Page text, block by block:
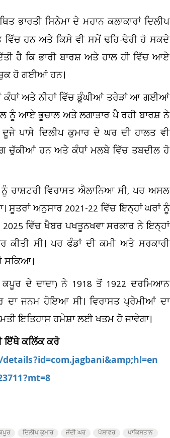
ਸਿਨੇਮਾ ਦੇ ਮਹਾਨ ਕਲਾਕਾਰਾਂ ਦਿਲੀਪ
ਵਿੱਚ ਹਨ ਅਤੇ ਕਿਸੇ ਵੀ ਸਮੇਂ ਢਹਿ-ਢੇਰੀ ਹੋ ਸਕਦੇ
ਹੈ ਕਿ ਭਾਰੀ ਬਾਰਸ਼ ਅਤੇ ਹਾਲ ਹੀ ਵਿੱਚ ਆਏ
ਹੋ ਗਈਆਂ ਹਨ।
ਕੰਧਾਂ ਅਤੇ ਨੀਹਾਂ ਵਿੱਚ ਡੂੰਘੀਆਂ ਤਰੇੜਾਂ ਆ ਗਈਆਂ
ਨੂੰ ਆਏ ਭੂਚਾਲ ਅਤੇ ਲਗਾਤਾਰ ਪੈ ਰਹੀ ਬਾਰਸ਼ ਨੇ
ਪਾਸੇ ਦਿਲੀਪ ਕੁਮਾਰ ਦੇ ਘਰ ਦੀ ਹਾਲਤ ਵੀ
ਚੁੱਕੀਆਂ ਹਨ ਅਤੇ ਕੰਧਾਂ ਮਲਬੇ ਵਿੱਚ ਤਬਦੀਲ ਹੋ
ਨੂੰ ਰਾਸ਼ਟਰੀ ਵਿਰਾਸਤ ਐਲਾਨਿਆ ਸੀ, ਪਰ ਅਸਲ
ਸੂਤਰਾਂ ਅਨੁਸਾਰ 2021-22 ਵਿੱਚ ਇਨ੍ਹਾਂ ਘਰਾਂ ਨੂੰ
ਵਿੱਚ ਖੈਬਰ ਪਖਤੂਨਖਵਾ ਸਰਕਾਰ ਨੇ ਇਨ੍ਹਾਂ
ਸੀ। ਪਰ ਫੰਡਾਂ ਦੀ ਕਮੀ ਅਤੇ ਸਰਕਾਰੀ
ਸਕਿਆ।
ਕਪੂਰ ਦੇ ਦਾਦਾ) ਨੇ 1918 ਤੋਂ 1922 ਦਰਮਿਆਨ
ਦਾ ਜਨਮ ਹੋਇਆ ਸੀ। ਵਿਰਾਸਤ ਪ੍ਰੇਮੀਆਂ ਦਾ
ਇਤਿਹਾਸ ਹਮੇਸ਼ਾ ਲਈ ਖਤਮ ਹੋ ਜਾਵੇਗਾ।
ਇੱਥੇ ਕਲਿੱਕ ਕਰੋ
ਦਿਲੀਪ ਕੁਮਾਰ ਜੱਦੀ ਘਰ ਪੇਸ਼ਾਵਰ ਪਾਕਿਸਤਾਨ
ਹਾਲ ਜਾਣਨ ਲਈ ਹਸਪਤਾਲ ਪਹੁੰਚੇ...